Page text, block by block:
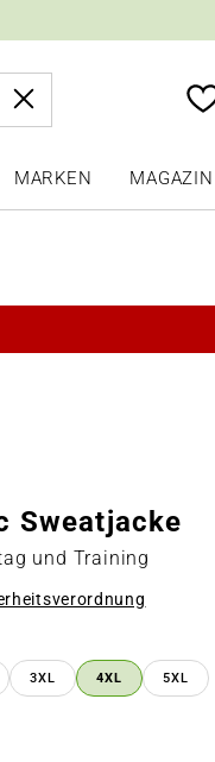
MARKEN MAGAZIN
Sweatjacke
und Training
3XL 4XL 5XL